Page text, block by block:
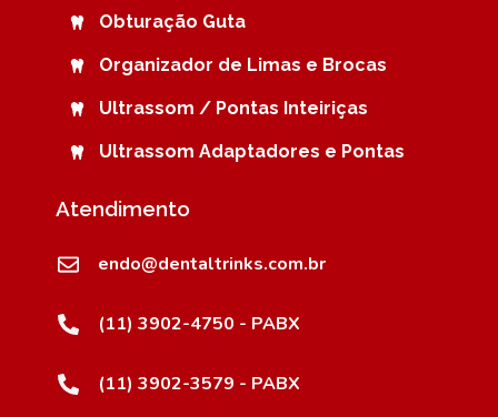
Obturação Guta
Organizador de Limas e Brocas
Ultrassom / Pontas Inteiriças
Ultrassom Adaptadores e Pontas
Atendimento
endo@dentaltrinks.com.br
(11) 3902-4750 - PABX
(11) 3902-3579 - PABX